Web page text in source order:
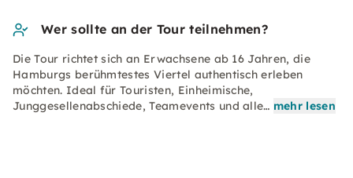
Wer sollte an der Tour teilnehmen?
Die Tour richtet sich an Erwachsene ab 16 Jahren, die
Hamburgs berühmtestes Viertel authentisch erleben
möchten. Ideal für Touristen, Einheimische,
Junggesellenabschiede, Teamevents und alle… mehr lesen